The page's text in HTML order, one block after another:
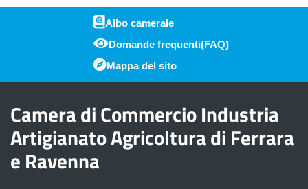
Piè di pagina
Albo camerale
Domande frequenti(FAQ)
Mappa del sito
Camera di Commercio Industria
Artigianato Agricoltura di Ferrara
e Ravenna